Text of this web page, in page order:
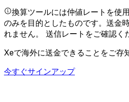
換算ツールには仲値レートを使
のみを目的としたものです。送金
れません。 送信レートをご確認く
Xeで海外に送金できることをご存
今すぐサインアップ